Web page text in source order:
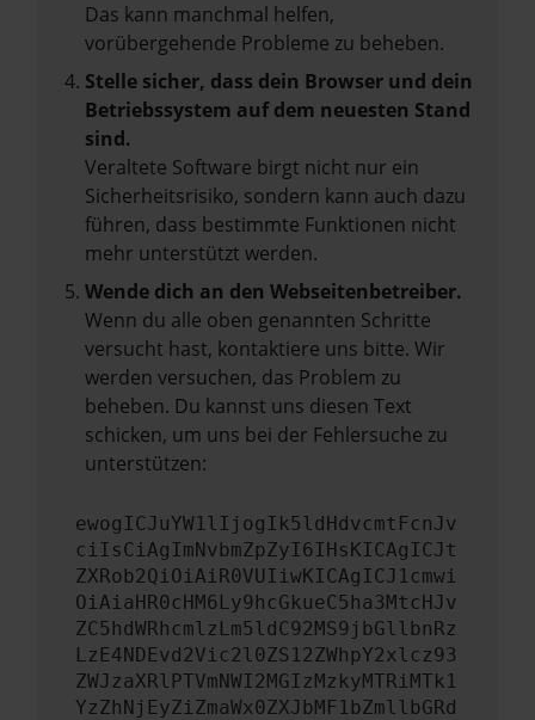
Das kann manchmal helfen,
vorübergehende Probleme zu beheben.
Stelle sicher, dass dein Browser und dein
Betriebssystem auf dem neuesten Stand
sind.
Veraltete Software birgt nicht nur ein
Sicherheitsrisiko, sondern kann auch dazu
führen, dass bestimmte Funktionen nicht
mehr unterstützt werden.
Wende dich an den Webseitenbetreiber.
Wenn du alle oben genannten Schritte
versucht hast, kontaktiere uns bitte. Wir
werden versuchen, das Problem zu
beheben. Du kannst uns diesen Text
schicken, um uns bei der Fehlersuche zu
unterstützen:
ewogICJuYW1lIjogIk5ldHdvcmtFcnJv
ciIsCiAgImNvbmZpZyI6IHsKICAgICJt
ZXRob2QiOiAiR0VUIiwKICAgICJ1cmwi
OiAiaHR0cHM6Ly9hcGkueC5ha3MtcHJv
ZC5hdWRhcmlzLm5ldC92MS9jbGllbnRz
LzE4NDEvd2Vic2l0ZS12ZWhpY2xlcz93
ZWJzaXRlPTVmNWI2MGIzMzkyMTRiMTk1
YzZhNjEyZiZmaWx0ZXJbMF1bZmllbGRd